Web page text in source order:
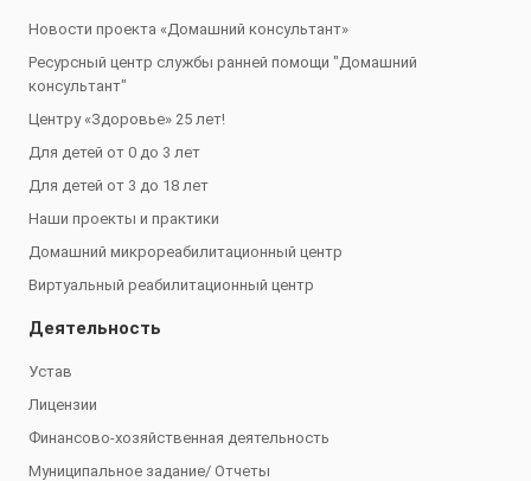
Новости проекта «Домашний консультант»
Ресурсный центр службы ранней помощи "Домашний
консультант"
Центру «Здоровье» 25 лет!
Для детей от 0 до 3 лет
Для детей от 3 до 18 лет
Наши проекты и практики
Домашний микрореабилитационный центр
Виртуальный реабилитационный центр
Деятельность
Устав
Лицензии
Финансово-хозяйственная деятельность
Муниципальное задание/ Отчеты